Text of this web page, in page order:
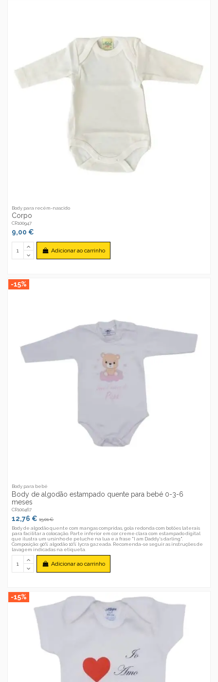
Body para recém-nascido
Corpo
CR100947
9,00 €
Adicionar ao carrinho
-15%
Body para bebé
Body de algodão estampado quente para bebé 0-3-6
meses
CR100467
12,76 €15,01 €
Body de algodão quente com mangas compridas, gola redonda com botões laterais
para facilitar a colocação. Parte inferior em cor creme clara com estampado digital
que ilustra um ursinho de peluche na lua e a frase "I am Daddy's darling".
Composição: 90% algodão 10% lycra gazeada. Recomenda-se seguir as instruções de
lavagem indicadas na etiqueta.
Adicionar ao carrinho
-15%